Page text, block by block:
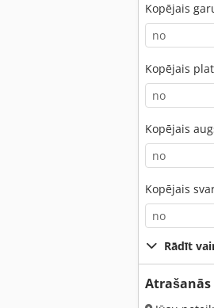
Kopējais
Kopējais
Kopējais
Kopējais
Rādīt
Atrašanās